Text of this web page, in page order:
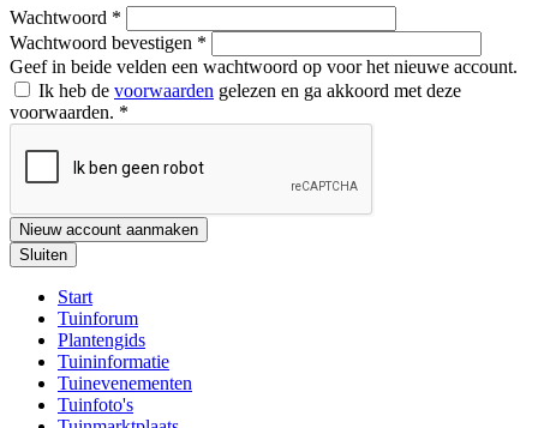
Wachtwoord *
Wachtwoord bevestigen *
Geef in beide velden een wachtwoord op voor het nieuwe account.
Ik heb de voorwaarden gelezen en ga akkoord met deze
voorwaarden. *
Nieuw account aanmaken
Sluiten
Start
Tuinforum
Plantengids
Tuininformatie
Tuinevenementen
Tuinfoto's